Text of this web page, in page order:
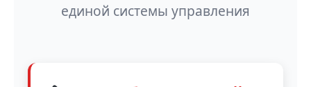
единой системы управления